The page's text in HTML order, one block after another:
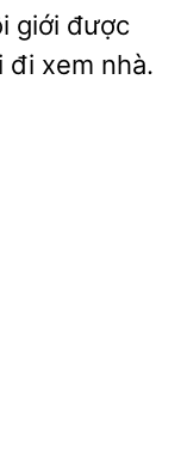
được
đi nhà.